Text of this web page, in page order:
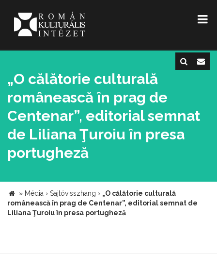
„O călătorie culturală
românească în prag de
Centenar”, editorial semnat
de Liliana Ţuroiu în presa
portugheză
» Média › Sajtóvisszhang › „O călătorie culturală
românească în prag de Centenar”, editorial semnat de
Liliana Ţuroiu în presa portugheză